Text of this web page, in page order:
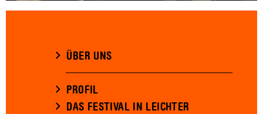
ÜBER UNS
PROFIL
DAS FESTIVAL IN LEICHTER